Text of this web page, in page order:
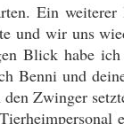
Ein weiterer
und wir uns
Blick habe
Benni und
Zwinger